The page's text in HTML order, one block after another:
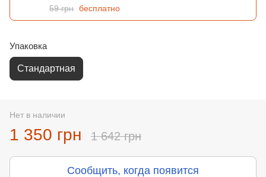
59 грн бесплатно
Упаковка
Стандартная
Нет в наличии
1 350 грн 1 642 грн
Сообщить, когда появится